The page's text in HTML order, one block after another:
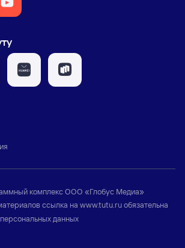
комплексООО «Глобус Медиа»
ссылка на www.tutu.ruобязательна
данных